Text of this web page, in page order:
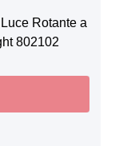
Rotante a
802102